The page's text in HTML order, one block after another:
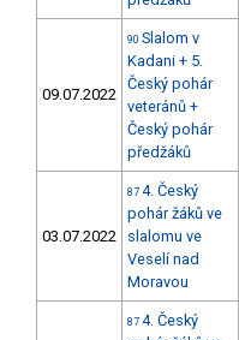
09.07.2022
90 Slalom v
Kadani + 5.
Český pohár
veteránů +
Český pohár
předžáků
03.07.2022
87 4. Český
pohár žáků ve
slalomu ve
Veselí nad
Moravou
87 4. Český